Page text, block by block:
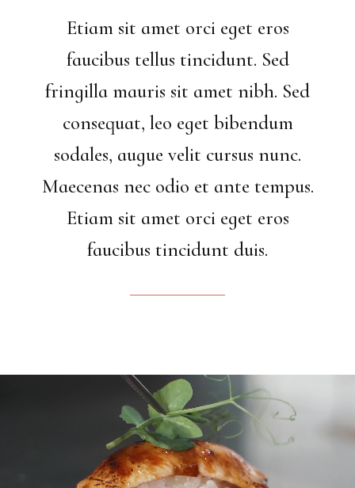
Etiam sit amet orci eget eros
faucibus tellus tincidunt. Sed
fringilla mauris sit amet nibh. Sed
consequat, leo eget bibendum
sodales, augue velit cursus nunc.
Maecenas nec odio et ante tempus.
Etiam sit amet orci eget eros
faucibus tincidunt duis.